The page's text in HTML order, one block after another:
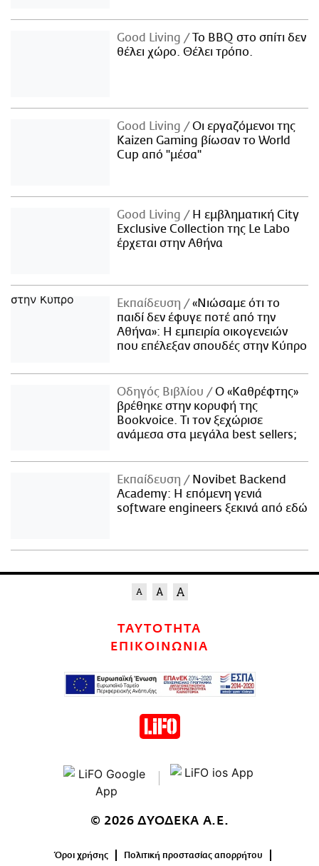
Good Living
Το BBQ στο σπίτι δεν
θέλει χώρο. Θέλει τρόπο.
Good Living
Οι εργαζόμενοι της
Kaizen Gaming βίωσαν το World
Cup από "μέσα"
Good Living
Η εμβληματική City
Exclusive Collection της Le Labo
έρχεται στην Αθήνα
Εκπαίδευση
«Νιώσαμε ότι το
παιδί δεν έφυγε ποτέ από την
Αθήνα»: Η εμπειρία οικογενειών
που επέλεξαν σπουδές στην Κύπρο
Οδηγός Βιβλίου
Ο «Καθρέφτης»
βρέθηκε στην κορυφή της
Bookvoice. Τι τον ξεχώρισε
ανάμεσα στα μεγάλα best sellers;
Εκπαίδευση
Novibet Backend
Academy: Η επόμενη γενιά
software engineers ξεκινά από εδώ
ΤΑΥΤΟΤΗΤΑ
ΕΠΙΚΟΙΝΩΝΙΑ
© 2026 ΔΥΟΔΕΚΑ Α.Ε.
Όροι χρήσης
Πολιτική προστασίας απορρήτου